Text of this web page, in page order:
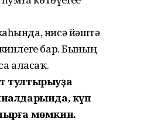
нисә йәштә
бар. Бының
аласаҡ.
тултырыуҙа
күп
мөмкин.